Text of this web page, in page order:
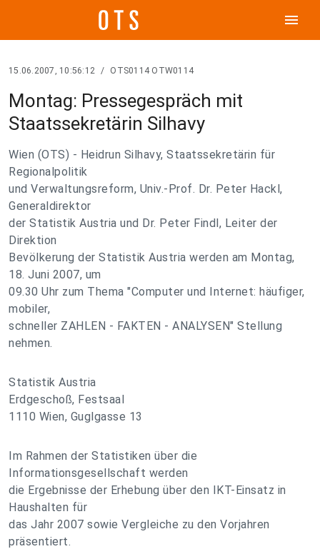
menu
15.06.2007, 10:56:12 / OTS0114 OTW0114
Montag: Pressegespräch mit
Staatssekretärin Silhavy
Wien (OTS) - Heidrun Silhavy, Staatssekretärin für
Regionalpolitik
und Verwaltungsreform, Univ.-Prof. Dr. Peter Hackl,
Generaldirektor
der Statistik Austria und Dr. Peter Findl, Leiter der
Direktion
Bevölkerung der Statistik Austria werden am Montag,
18. Juni 2007, um
09.30 Uhr zum Thema "Computer und Internet: häufiger,
mobiler,
schneller ZAHLEN - FAKTEN - ANALYSEN" Stellung
nehmen.
Statistik Austria
Erdgeschoß, Festsaal
1110 Wien, Guglgasse 13
Im Rahmen der Statistiken über die
Informationsgesellschaft werden
die Ergebnisse der Erhebung über den IKT-Einsatz in
Haushalten für
das Jahr 2007 sowie Vergleiche zu den Vorjahren
präsentiert.